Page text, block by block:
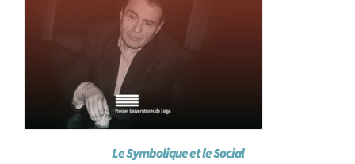
Le Symbolique et le Social